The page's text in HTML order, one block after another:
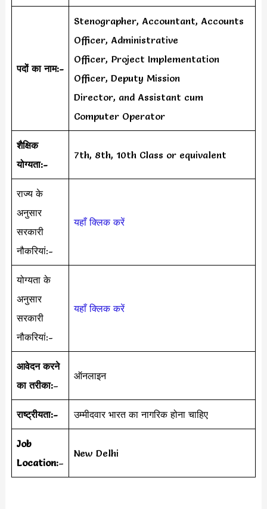
पदों का नाम:-
Stenographer, Accountant, Accounts
Officer, Administrative
Officer, Project Implementation
Officer, Deputy Mission
Director, and Assistant cum
Computer Operator
शैक्षिक
योग्यता:-
7th, 8th, 10th Class or equivalent
राज्य के
अनुसार
सरकारी
नौकरियां:-
यहाँ क्लिक करें
योग्यता के
अनुसार
सरकारी
नौकरियां:-
यहाँ क्लिक करें
आवेदन करने
का तरीका:–
ऑनलाइन
राष्ट्रीयता:- उम्मीदवार भारत का नागरिक होना चाहिए
Job
Location:–
New Delhi